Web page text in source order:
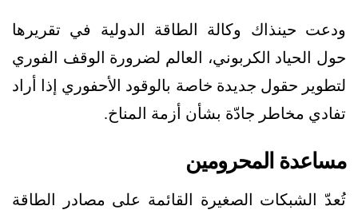
ودعت حينذاك وكالة الطاقة الدولية في تقريرها
حول الحياد الكربوني، العالم لضرورة الوقف الفوري
لتطوير حقول جديدة خاصة بالوقود الأحفوري إذا أراد
تفادي مخاطر جادّة بشأن أزمة المناخ.
مساعدة المحرومين
تُعدّ الشبكات الصغيرة القائمة على مصادر الطاقة